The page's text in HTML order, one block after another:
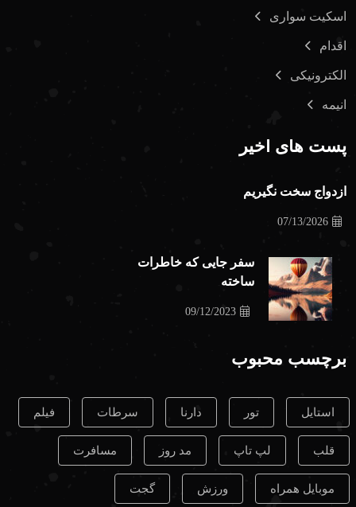
اسکیت سواری
اقدام
الکترونیکی
انیمه
پست های اخیر
ازدواج سخت نگیریم
07/13/2026
سفر جایی که خاطرات
ساخته
09/12/2023
برچسب محبوب
استایل تور دارنا سرطات فیلم
قلب لپ تاپ مد روز مسافرت
موبایل همراه ورزش گجت